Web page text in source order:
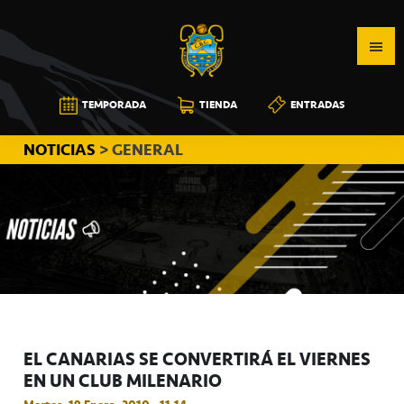
a
la
navegación
principal
al
contenido
principal
a
la
barra
lateral
principal
CB
CANARIAS
TEMPORADA TIENDA ENTRADAS
NOTICIAS > GENERAL
EL CANARIAS SE CONVERTIRÁ EL VIERNES
EN UN CLUB MILENARIO